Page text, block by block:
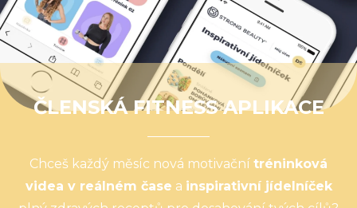
ČLENSKÁ FITNESS APLIKACE
Chceš každý měsíc nová motivační tréninková
videa v reálném čase a inspirativní jídelníček